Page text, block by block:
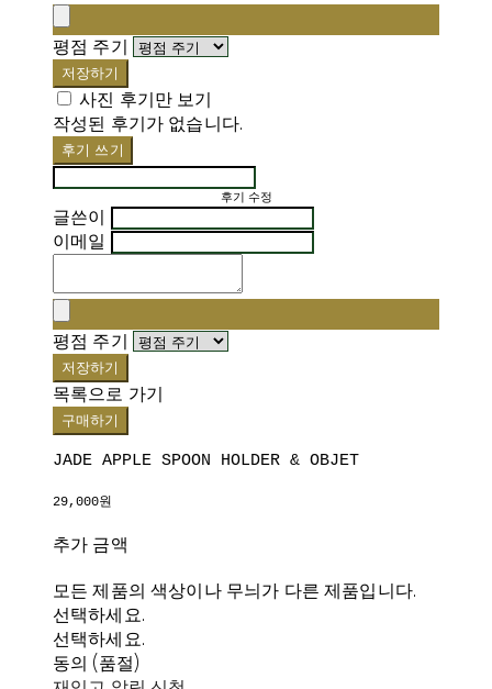
평점 주기
저장하기
사진 후기만 보기
작성된 후기가 없습니다.
후기 쓰기
후기 수정
글쓴이
이메일
평점 주기
저장하기
목록으로 가기
구매하기
JADE APPLE SPOON HOLDER & OBJET
29,000원
추가 금액
모든 제품의 색상이나 무늬가 다른 제품입니다.
선택하세요.
선택하세요.
동의 (품절)